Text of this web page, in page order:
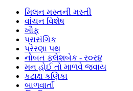
મિલન મસ્તની મસ્તી
વાંચન વિશેષ
ખૌફ
પ્રાસંગિક
પ્રેરણા પથ
નોબત ફ્લેશબેક - ર૦ર૪
મન હોઈ તો માળવે જવાય
કટાક્ષ કણિકા
બાળવાર્તા